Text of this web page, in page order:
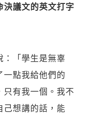
決議文的英文打字
「學生是無辜
點我給他們的
有我一個。我不
己想講的話，能